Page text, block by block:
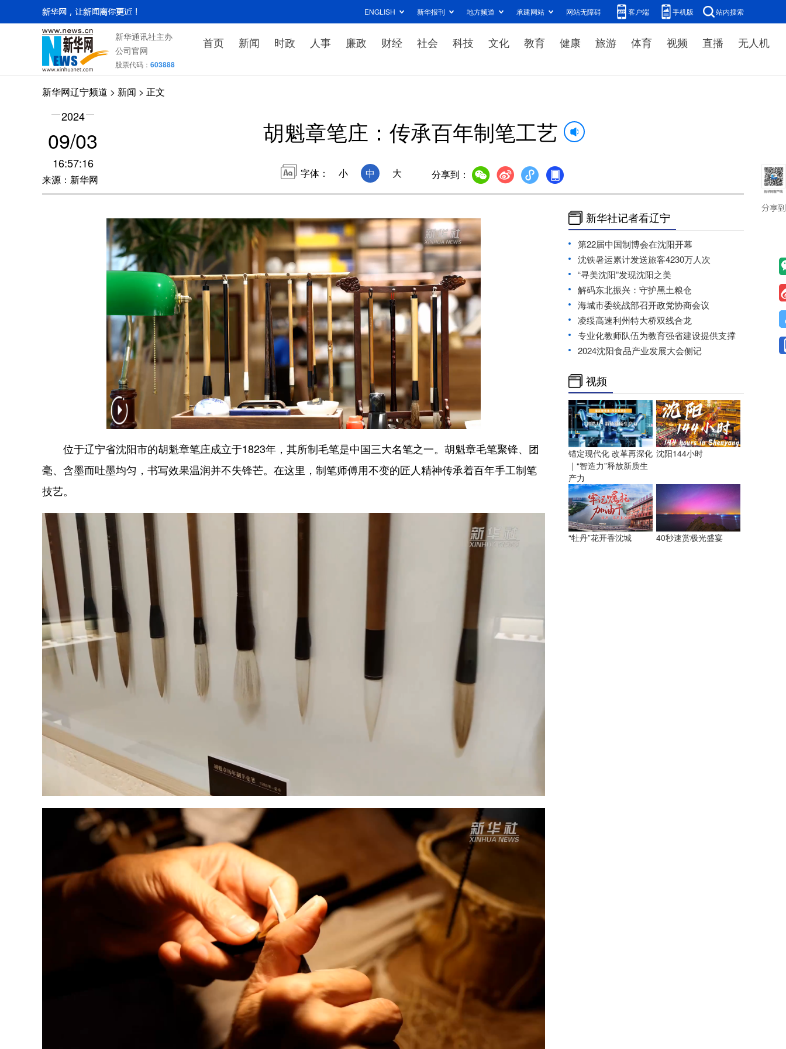
ENGLISH 新华报刊 地方频道 承建网站 网站无障碍 客户端 手机版 站内搜索
新华通讯社主办
公司官网
股票代码： 603888
首页 新闻 时政 人事 廉政 财经 社会 科技 文化 教育 健康 旅游 体育 视频 直播 无人机
新华网辽宁频道 > 新闻 > 正文
2024
09/03
16:57:16
来源：新华网
胡魁章笔庄：传承百年制笔工艺
字体： 小 中 大 分享到：
位于辽宁省沈阳市的胡魁章笔庄成立于1823年，其所制毛笔是中国三大名笔之一。胡魁章毛笔聚锋、团
毫、含墨而吐墨均匀，书写效果温润并不失锋芒。在这里，制笔师傅用不变的匠人精神传承着百年手工制笔
技艺。
新华社记者看辽宁
第22届中国制博会在沈阳开幕
沈铁暑运累计发送旅客4230万人次
“寻美沈阳”发现沈阳之美
解码东北振兴：守护黑土粮仓
海城市委统战部召开政党协商会议
凌绥高速利州特大桥双线合龙
专业化教师队伍为教育强省建设提供支撑
2024沈阳食品产业发展大会侧记
视频
锚定现代化 改革再深化
｜“智造力”释放新质生
产力
沈阳144小时
“牡丹”花开香沈城 40秒速赏极光盛宴